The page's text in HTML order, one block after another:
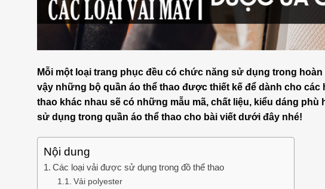
Mỗi một loại trang phục đều có chức năng sử dụng trong
vậy những bộ quần áo thể thao được thiết kế để dành cho
thao khác nhau sẽ có những mẫu mã, chất liệu, kiểu dáng
sử dụng trong quần áo thể thao cho bài viết dưới đây nhé!
Nội dung
Các loại vải được sử dụng trong đồ thể thao
Vải polyester